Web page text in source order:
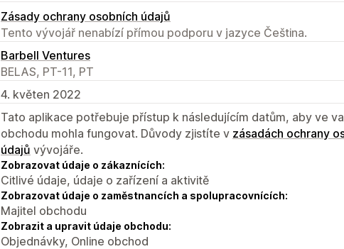
Zásady ochrany osobních údajů
Tento vývojář nenabízí přímou podporu v jazyce Čeština.
Barbell Ventures
BELAS, PT-11, PT
4. květen 2022
Tato aplikace potřebuje přístup k následujícím datům, aby ve
obchodu mohla fungovat. Důvody zjistíte v zásadách ochrany
údajů vývojáře.
Zobrazovat údaje o zákaznících:
Citlivé údaje, údaje o zařízení a aktivitě
Zobrazovat údaje o zaměstnancích a spolupracovnících:
Majitel obchodu
Zobrazit a upravit údaje obchodu:
Objednávky, Online obchod